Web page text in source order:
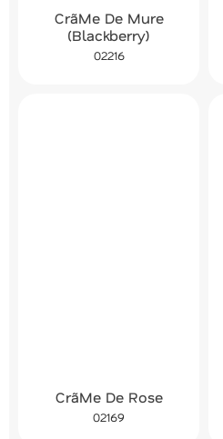
CrãMe De Mure
(Blackberry)
02216
CrãMe De Rose
02169